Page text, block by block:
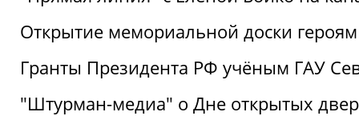
Открытие мемориальной доски
Гранты Президента РФ учёным ГАУ
"Штурман-медиа" о Дне открытых